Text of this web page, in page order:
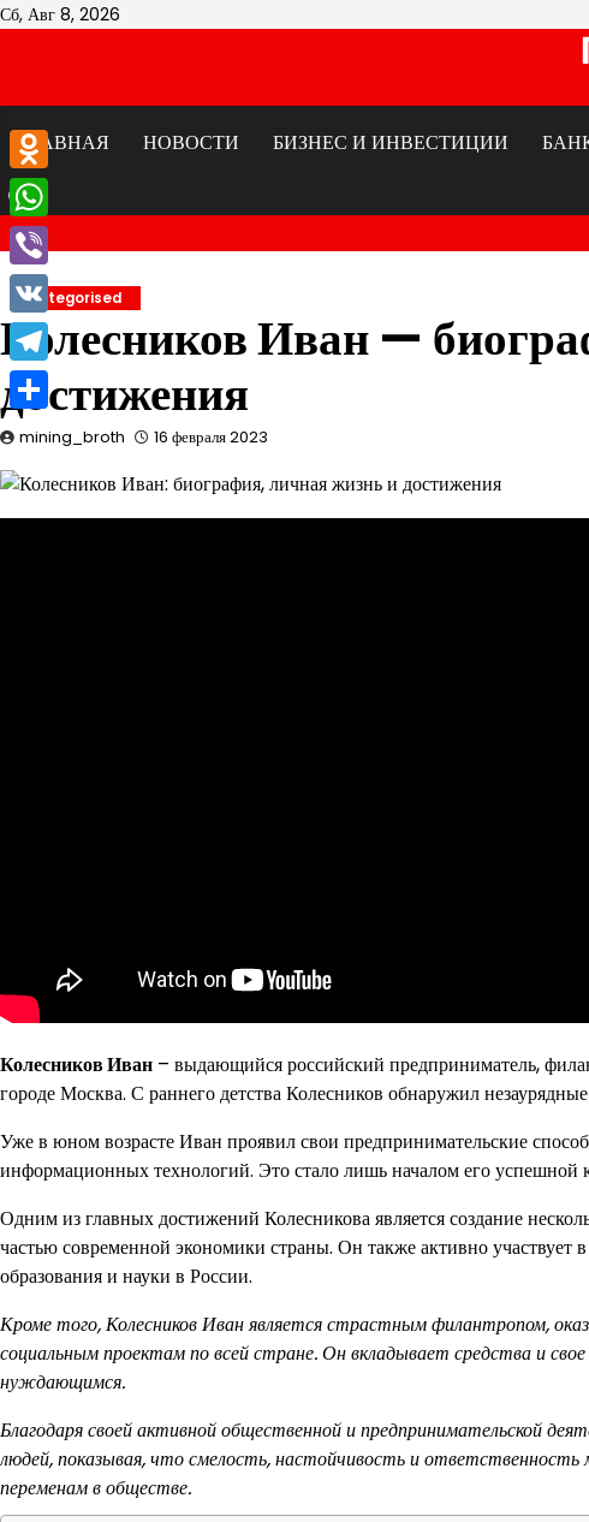
Перейти
Сб, Авг 8, 2026
ГЛАВНАЯ
НОВОСТИ БИЗНЕС И ИНВЕСТИЦИИ
Uncategorised
Колесников Иван —
достижения
mining_broth 16 февраля 2023
Колесников Иван – выдающийся российский предприниматель,
городе Москва. С раннего детства Колесников обнаружил
Уже в юном возрасте Иван проявил свои предпринимательские
информационных технологий. Это стало лишь началом его успешной
Одним из главных достижений Колесникова является создание
частью современной экономики страны. Он также активно
образования и науки в России.
Кроме того, Колесников Иван является страстным филантропом,
социальным проектам по всей стране. Он вкладывает средства и
нуждающимся.
Благодаря своей активной общественной и предпринимательской
людей, показывая, что смелость, настойчивость и
переменам в обществе.
Odnoklassniki
WhatsApp
Viber
VK
Telegram
Отправить